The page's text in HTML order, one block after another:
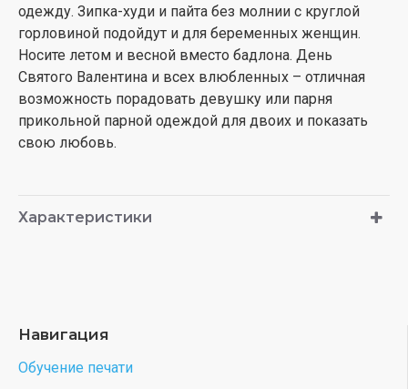
одежду. Зипка-худи и пайта без молнии с круглой
горловиной подойдут и для беременных женщин.
Носите летом и весной вместо бадлона. День
Святого Валентина и всех влюбленных – отличная
возможность порадовать девушку или парня
прикольной парной одеждой для двоих и показать
свою любовь.
Характеристики
Навигация
Обучение печати